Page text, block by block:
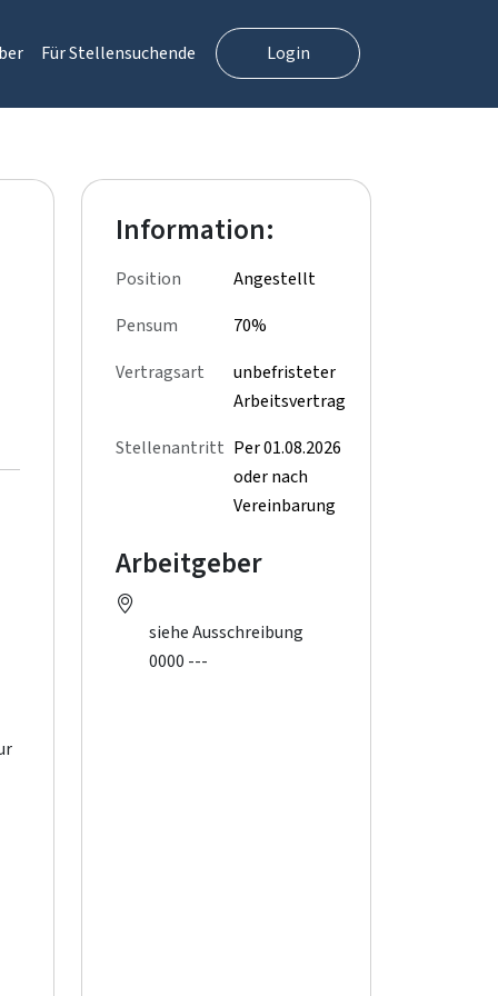
Für Stellensuchende Login
Information:
Position
Angestellt
Pensum
70%
Vertragsart
unbefristeter
Arbeitsvertrag
Stellenantritt Per 01.08.2026
oder nach
Vereinbarung
Arbeitgeber
siehe Ausschreibung
0000 ---